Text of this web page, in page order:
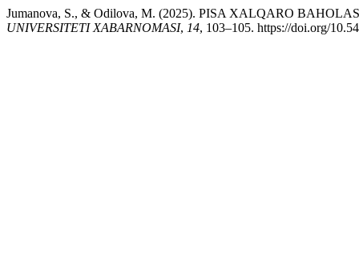
Jumanova, S., & Odilova, M. (2025). PISA XALQARO
UNIVERSITETI XABARNOMASI, 14, 103–105. https://doi.org/